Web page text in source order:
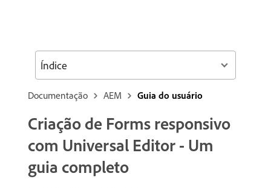
Documentação AEM Guia do usuário
Criação de Forms responsivo
com Universal Editor - Um
guia completo
Índice